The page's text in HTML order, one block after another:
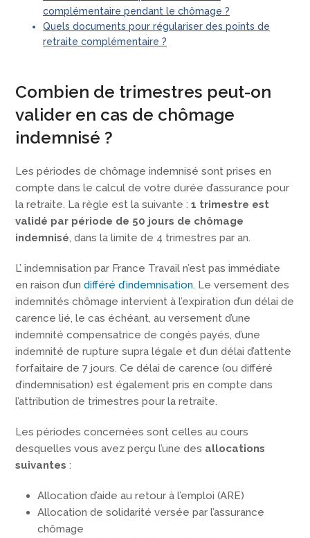
complémentaire pendant le chômage ?
Quels documents pour régulariser des points de
retraite complémentaire ?
Combien de trimestres peut-on
valider en cas de chômage
indemnisé ?
Les périodes de chômage indemnisé sont prises en
compte dans le calcul de votre durée d’assurance pour
la retraite. La règle est la suivante :1 trimestre est
validé par période de 50 jours de chômage
indemnisé, dans la limite de 4 trimestres par an.
L’ indemnisation par France Travail n’est pas immédiate
en raison d’undifféré d’indemnisation. Le versement des
indemnités chômage intervient à l’expiration d’un délai de
carence lié, le cas échéant, au versement d’une
indemnité compensatrice de congés payés, d’une
indemnité de rupture supra légale et d’un délai d’attente
forfaitaire de 7 jours. Ce délai de carence (ou différé
d’indemnisation) est également pris en compte dans
l’attribution de trimestres pour la retraite.
Les périodes concernées sont celles au cours
desquelles vous avez perçu l’une des allocations
suivantes :
Allocation d’aide au retour à l’emploi (ARE)
Allocation de solidarité versée par l’assurance
chômage